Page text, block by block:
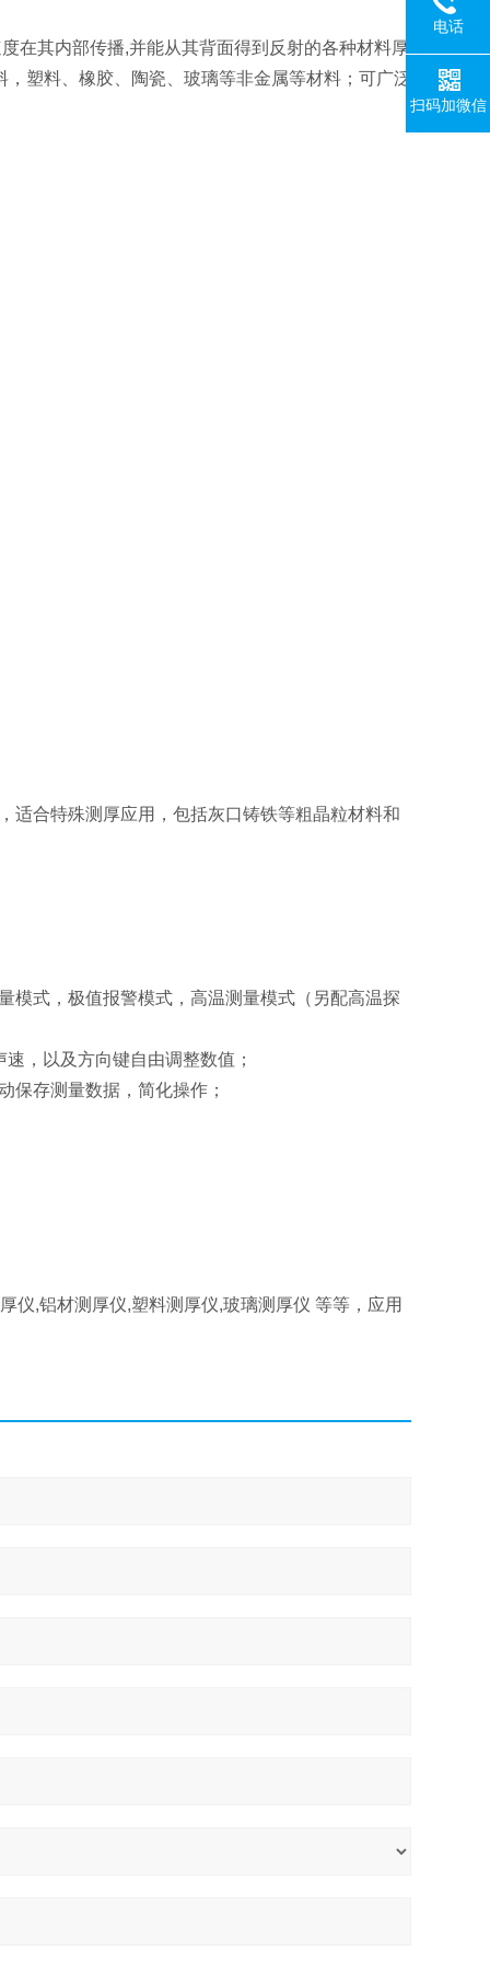
在其内部传播,并能从其背面得到反射的各种材料厚
塑料、橡胶、陶瓷、玻璃等非金属等材料；可广泛
适合特殊测厚应用，包括灰口铸铁等粗晶粒材料和
模式，极值报警模式，高温测量模式（另配高温探
，以及方向键自由调整数值；
保存测量数据，简化操作；
仪,铝材测厚仪,塑料测厚仪,玻璃测厚仪 等等，应用
电话
扫码加微信